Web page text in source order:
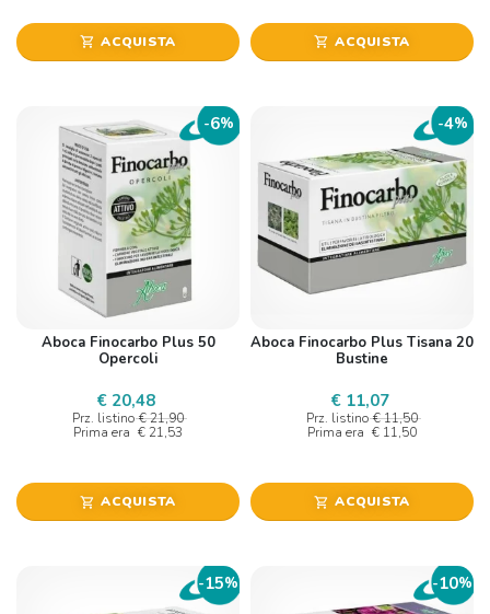
shopping_cart ACQUISTA shopping_cart ACQUISTA
-6%
Aboca Finocarbo Plus 50
Opercoli
€ 20,48
Prz. listino € 21,90
Prima era € 21,53
shopping_cart ACQUISTA
-4%
Aboca Finocarbo Plus Tisana 20
Bustine
€ 11,07
Prz. listino € 11,50
Prima era € 11,50
shopping_cart ACQUISTA
-15% -10%